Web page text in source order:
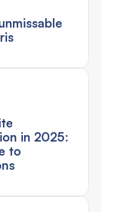
in 2025:
to